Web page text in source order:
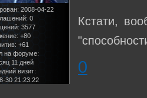
: 2008-04-22
0
3577
+80
+61
на форуме:
11 дней
визит:
30 21:23:22
Кстати,
0